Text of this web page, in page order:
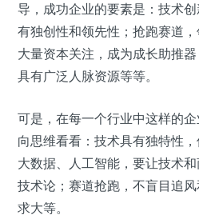
导，成功企业的要素是：技术
有独创性和领先性；抢跑赛道
大量资本关注，成为成长助推
具有广泛人脉资源等等。
可是，在每一个行业中这样的
向思维看看：技术具有独特性
大数据、人工智能，要让技术
技术论；赛道抢跑，不盲目追
求大等。